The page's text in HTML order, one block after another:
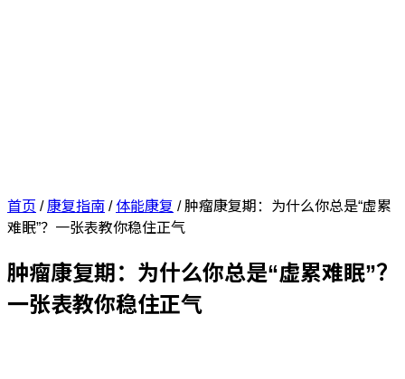
首页 /康复指南/ 体能康复 /肿瘤康复期：为什么你总是“虚累
难眠”？一张表教你稳住正气
肿瘤康复期：为什么你总是“虚累难眠”？
一张表教你稳住正气